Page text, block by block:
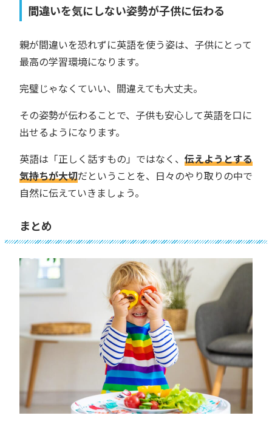
間違いを気にしない姿勢が子供に伝わる
親が間違いを恐れずに英語を使う姿は、子供にとって
最高の学習環境になります。
完璧じゃなくていい、間違えても大丈夫。
その姿勢が伝わることで、子供も安心して英語を口に
出せるようになります。
英語は「正しく話すもの」ではなく、 伝えようとする
気持ちが大切だということを、日々のやり取りの中で
自然に伝えていきましょう。
まとめ